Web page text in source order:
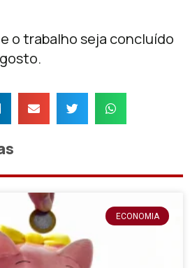
o trabalho seja concluído
ECONOMIA